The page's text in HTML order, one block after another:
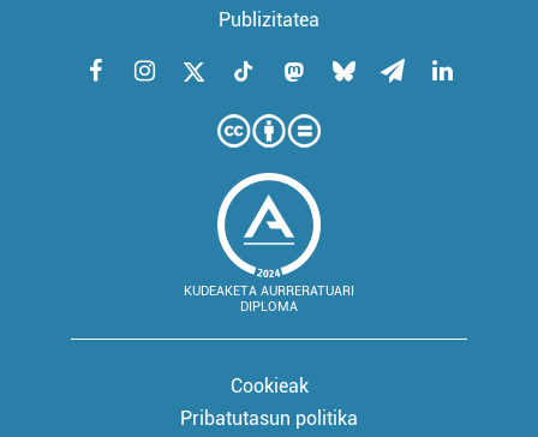
Publizitatea
KUDEAKETA AURRERATUARI
DIPLOMA
Cookieak
Pribatutasun politika